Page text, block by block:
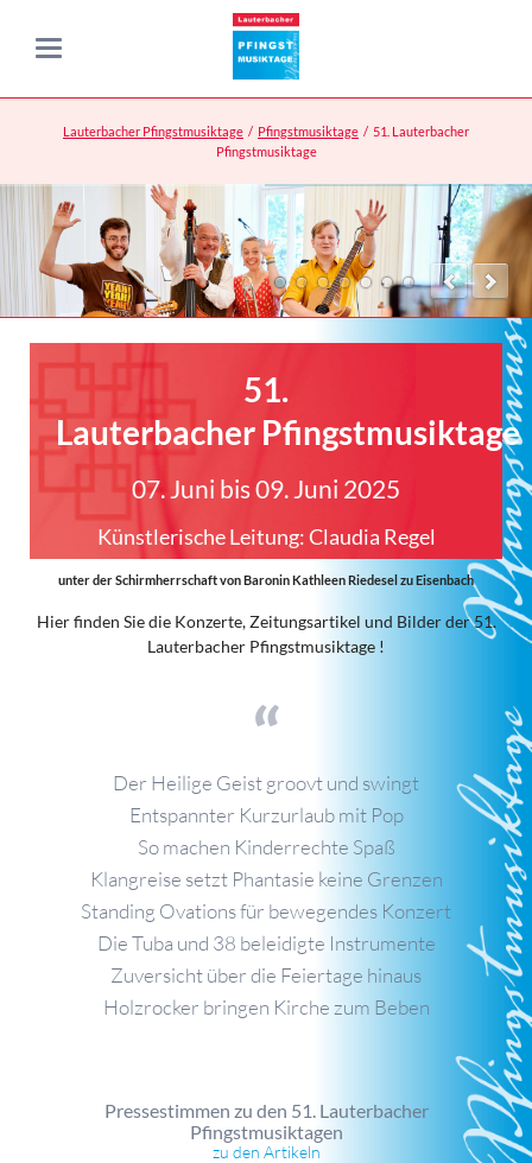
Lauterbacher Pfingstmusiktage Pfingstmusiktage
51. Lauterbacher
Pfingstmusiktage
51.
Lauterbacher Pfingstmusiktage
07. Juni bis 09. Juni 2025
Künstlerische Leitung: Claudia Regel
unter der Schirmherrschaft von Baronin Kathleen Riedesel zu Eisenbach
Hier finden Sie die Konzerte, Zeitungsartikel und Bilder der 51.
Lauterbacher Pfingstmusiktage !
Der Heilige Geist groovt und swingt
Entspannter Kurzurlaub mit Pop
So machen Kinderrechte Spaß
Klangreise setzt Phantasie keine Grenzen
Standing Ovations für bewegendes Konzert
Die Tuba und 38 beleidigte Instrumente
Zuversicht über die Feiertage hinaus
Holzrocker bringen Kirche zum Beben
Pressestimmen zu den 51. Lauterbacher
Pfingstmusiktagen
zu den Artikeln